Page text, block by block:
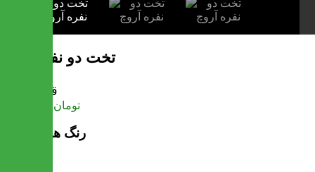
تخت دو نفره آروچ
قیمت
تومان
رنگ های موجود